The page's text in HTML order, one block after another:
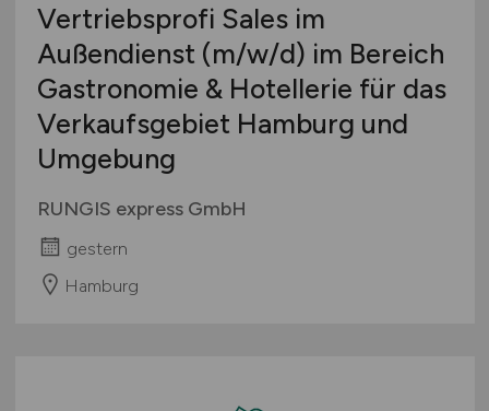
Vertriebsprofi Sales im
Außendienst (m/w/d) im Bereich
Gastronomie & Hotellerie für das
Verkaufsgebiet Hamburg und
Umgebung
RUNGIS express GmbH
gestern
Hamburg